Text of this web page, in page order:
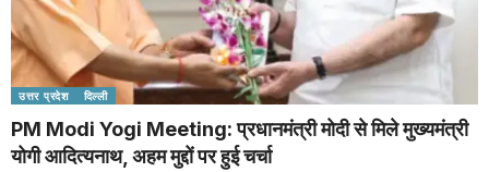
उत्तर प्रदेश दिल्ली
PM Modi Yogi Meeting: प्रधानमंत्री मोदी से मिले मुख्यमंत्री
योगी आदित्यनाथ, अहम मुद्दों पर हुई चर्चा